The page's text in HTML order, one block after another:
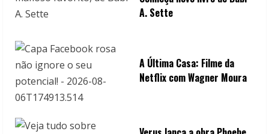
A. Sette
A Última Casa: Filme da
Netflix com Wagner Moura